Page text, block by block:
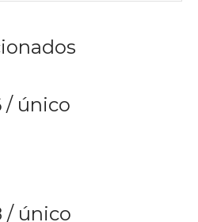
/ único
/ único